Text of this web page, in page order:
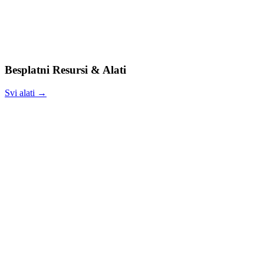
Besplatni Resursi & Alati
Svi alati →